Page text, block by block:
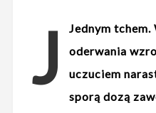
J
Jednym tchem.
oderwania
uczuciem
sporą dozą